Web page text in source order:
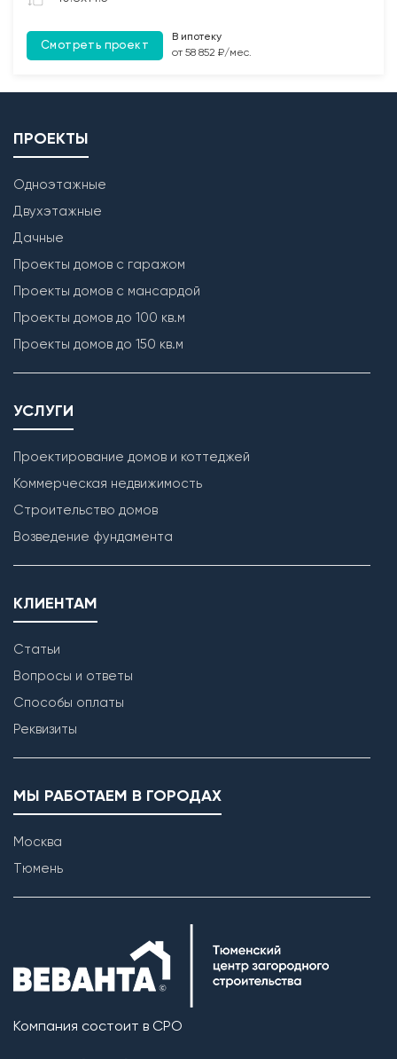
обработкой Биозащитным составом.
Лестница
Возведение внутренних перегородок
Смотреть проект
В ипотеку
от 58 852 ₽/мес.
ПРОЕКТЫ
Одноэтажные
Двухэтажные
Дачные
Проекты домов с гаражом
Проекты домов с мансардой
Проекты домов до 100 кв.м
Проекты домов до 150 кв.м
УСЛУГИ
Проектирование домов и коттеджей
Коммерческая недвижимость
Строительство домов
Возведение фундамента
КЛИЕНТАМ
Статьи
Вопросы и ответы
Способы оплаты
Реквизиты
МЫ РАБОТАЕМ В ГОРОДАХ
Москва
Тюмень
Компания состоит в СРО